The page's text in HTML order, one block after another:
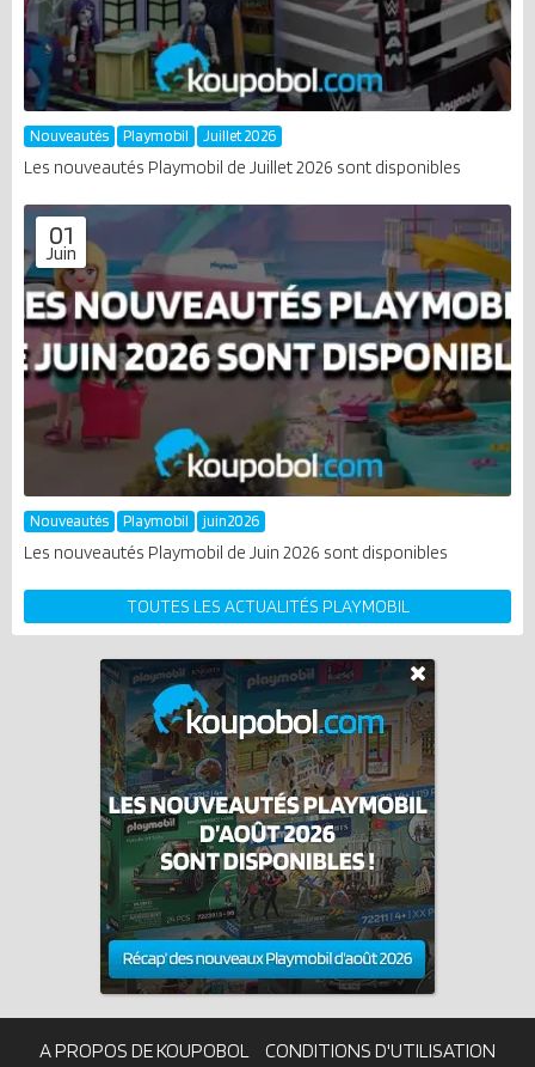
Nouveautés Playmobil Juillet 2026
Les nouveautés Playmobil de Juillet 2026 sont disponibles
01
Juin
Nouveautés Playmobil juin2026
Les nouveautés Playmobil de Juin 2026 sont disponibles
TOUTES LES ACTUALITÉS PLAYMOBIL
A PROPOS DE KOUPOBOL CONDITIONS D'UTILISATION